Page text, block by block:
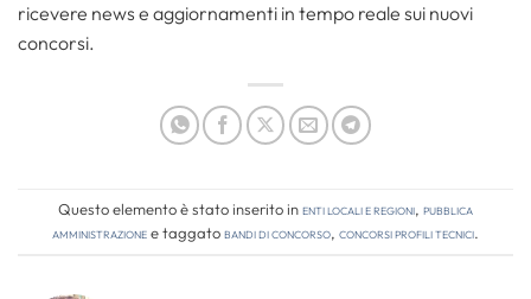
ricevere news e aggiornamenti in tempo reale sui nuovi
concorsi.
Questo elemento è stato inserito inEnti locali e regioni, Pubblica
amministrazionee taggatobandi di concorso, concorsi profili tecnici.